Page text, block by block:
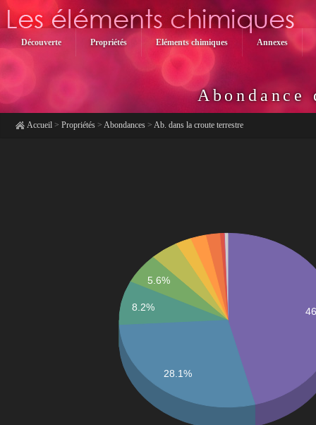
Découverte Propriétés Eléments chimiques Annexes
Accueil > Propriétés > Abondances > Ab. dans la croute terrestre
5.6%
8.2%
28.1%
Famille
Nom dans différentes langues
Etat chimique
Stabilité
Origine
Structure cristalline principale
Découverte
Date de découverte
Découvreur(s)
Pays de découverte
Symbolique du nom
Réglementation (SGH)